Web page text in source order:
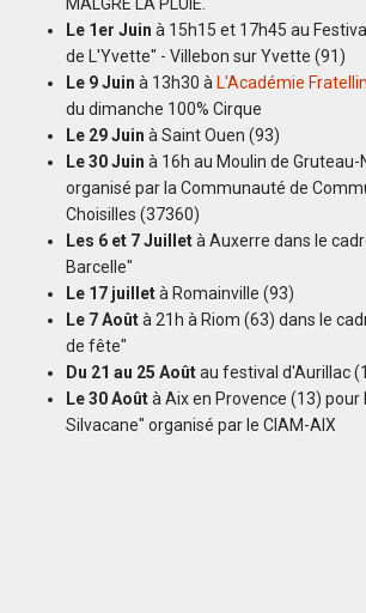
Le 1er Juin à 15h15 et 17h45 au
de L'Yvette" - Villebon sur Yvette (91)
Le 9 Juin à 13h30 à L'Académie
du dimanche 100% Cirque
Le 29 Juin à Saint Ouen (93)
Le 30 Juin à 16h au Moulin de Gruteau-
organisé par la Communauté de
Choisilles (37360)
Les 6 et 7 Juilletà Auxerre dans le
Barcelle"
Le 17 juilletà Romainville (93)
Le 7 Aoûtà 21h à Riom (63) dans le
de fête"
Du 21 au 25 Aoûtau festival d'Aurillac
Le 30 Aoûtà Aix en Provence (13) pour
Silvacane" organisé par le CIAM-AIX